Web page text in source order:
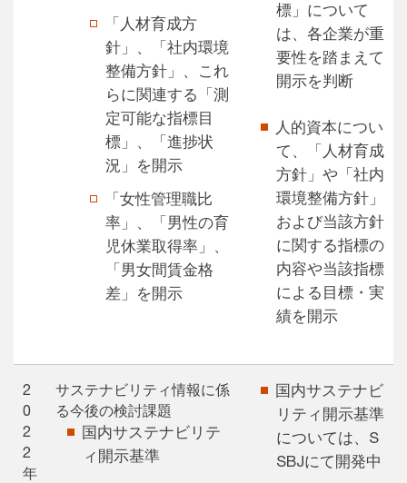
「人材育成方
針」、「社内環境
整備方針」、これ
らに関連する「測
定可能な指標目
標」、「進捗状
況」を開示
「女性管理職比
率」、「男性の育
児休業取得率」、
「男女間賃金格
差」を開示
標」について
は、各企業が重
要性を踏まえて
開示を判断
人的資本につい
て、「人材育成
方針」や「社内
環境整備方針」
および当該方針
に関する指標の
内容や当該指標
による目標・実
績を開示
2
0
2
2
年
サステナビリティ情報に係
る今後の検討課題
国内サステナビリテ
ィ開示基準
国内サステナビ
リティ開示基準
については、S
SBJにて開発中